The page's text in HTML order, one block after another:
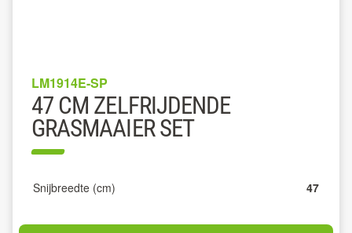
LM1914E-SP
47 CM ZELFRIJDENDE
GRASMAAIER SET
Snijbreedte (cm) 47